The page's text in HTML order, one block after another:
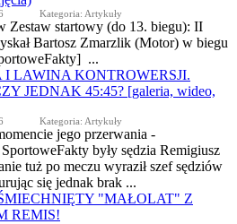
Kategoria: Artykuły
Zestaw startowy (do 13. biegu): II
Bartosz Zmarzlik (Motor) w biegu
] ...
LAWINA KONTROWERSJI.
JEDNAK 45:45? [galeria, wideo,
Kategoria: Artykuły
jego przerwania -
SportoweFakty były sędzia Remigiusz
tuż po meczu wyraził szef sędziów
się jednak brak ...
"MAŁOLAT" Z
REMIS!